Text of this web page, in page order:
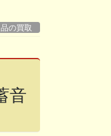
の買取
音